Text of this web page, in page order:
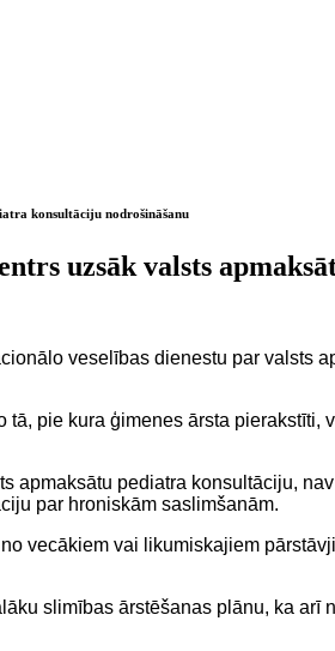
konsultāciju nodrošināšanu
uzsāk valsts
veselības dienestu par valsts
pie kura ģimenes ārsta pierakstīti,
apmaksātu pediatra konsultāciju,
par hroniskām saslimšanām.
vecākiem vai likumiskajiem
slimības ārstēšanas plānu, ka